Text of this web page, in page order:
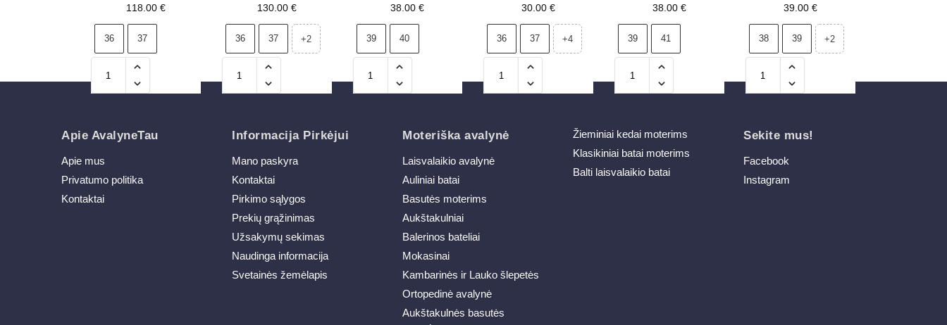
juodi N6539-44
118.00 €
36 37
bateliai ant masyvaus
130.00 €
36 37 +2
Laretta
38.00€
39 40
Raniyah
30.00€
36 37 +4
Laretta
38.00€
39 41
bordinės spalvos
39.00 €
38 39 +2
Apie AvalyneTau
Apie mus
Privatumo politika
Kontaktai
Informacija Pirkėjui
Mano paskyra
Kontaktai
Pirkimo sąlygos
Prekių grąžinimas
Užsakymų sekimas
Naudinga informacija
Svetainės žemėlapis
Moteriška avalynė
Laisvalaikio avalynė
Auliniai batai
Basutės moterims
Aukštakulniai
Balerinos bateliai
Mokasinai
Kambarinės ir Lauko šlepetės
Ortopedinė avalynė
Aukštakulnės basutės
Žieminiai kedai moterims
Klasikiniai batai moterims
Balti laisvalaikio batai
Sekite mus!
Facebook
Instagram